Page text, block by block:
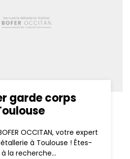
garde corps
OCCITAN, votre expert
à Toulouse ! Êtes-
la recherche...